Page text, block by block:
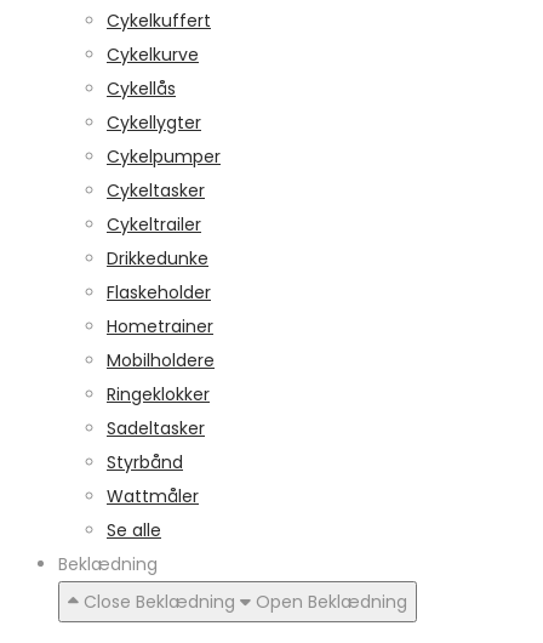
Cykelkuffert
Cykelkurve
Cykellås
Cykellygter
Cykelpumper
Cykeltasker
Cykeltrailer
Drikkedunke
Flaskeholder
Hometrainer
Mobilholdere
Ringeklokker
Sadeltasker
Styrbånd
Wattmåler
Se alle
Beklædning
Close Beklædning
Open Beklædning